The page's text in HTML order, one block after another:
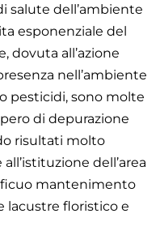
salute dell’ambiente
esponenziale del
dovuta all’azione
nell’ambiente
pesticidi, sono molte
di depurazione
risultati molto
dell’area
mantenimento
lacustre floristico e